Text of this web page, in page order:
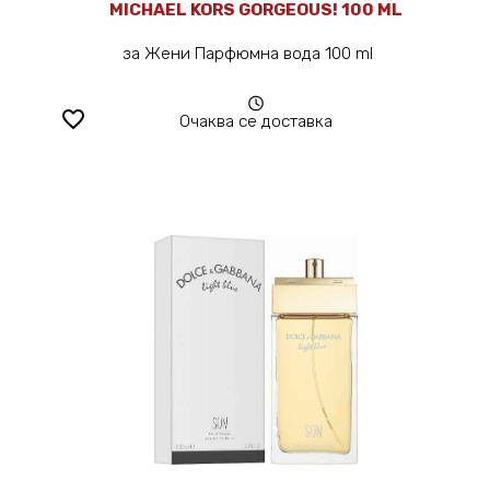
favorite_border
MICHAEL KORS GORGEOUS! 100 ML
за Жени Парфюмна вода 100 ml
Очаква се доставка